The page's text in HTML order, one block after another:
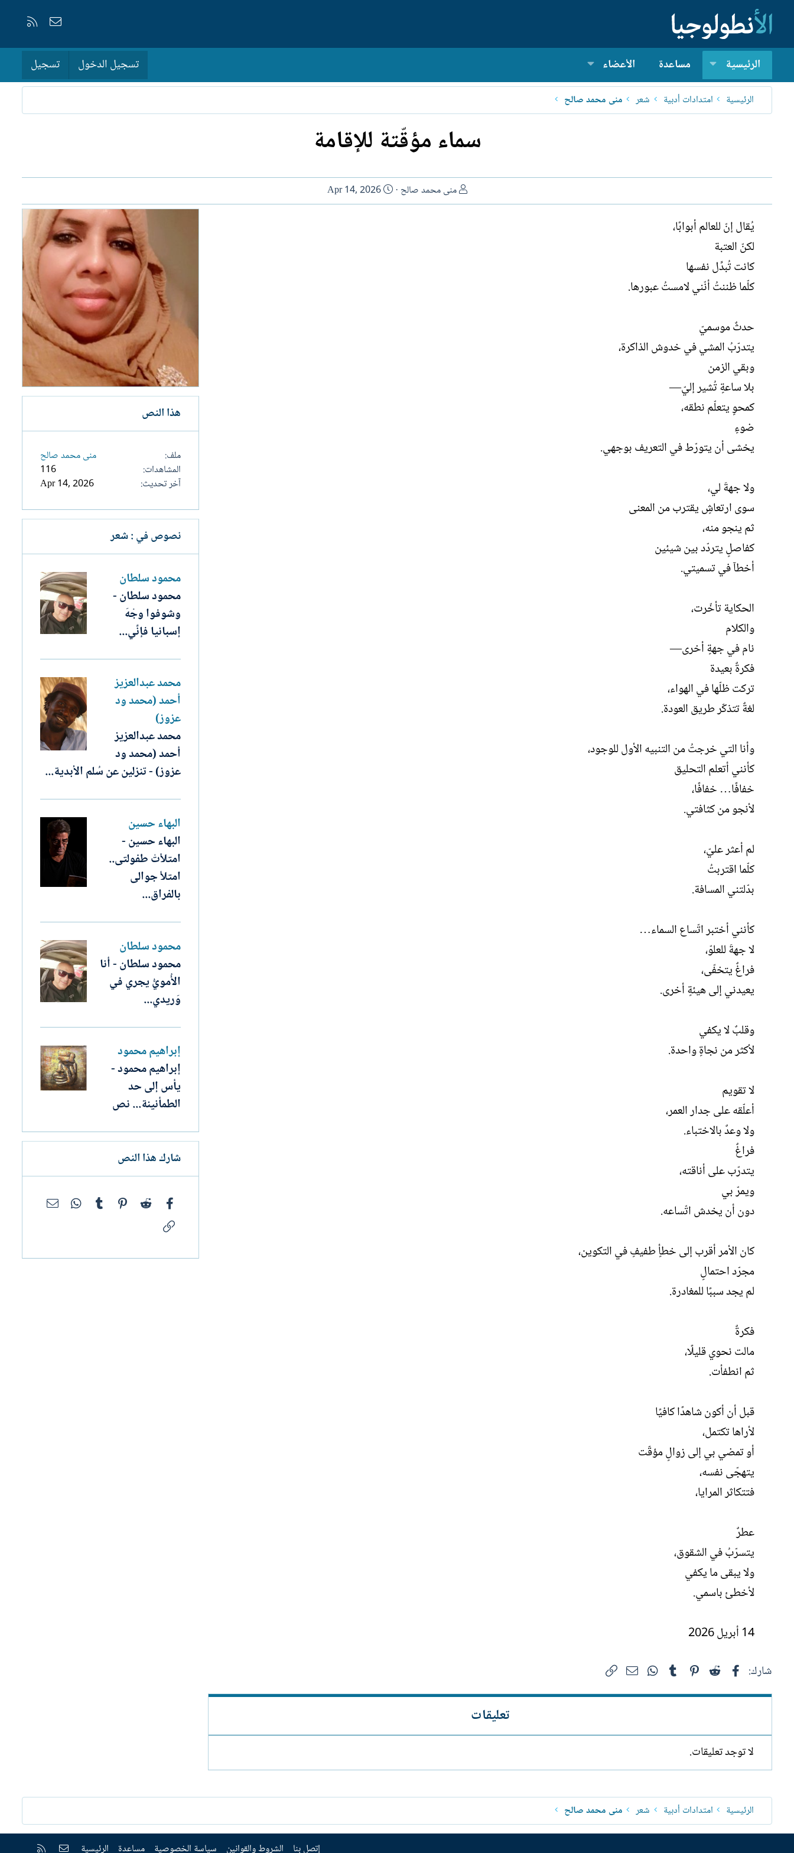
إتصل بنا
الرئيسية مساعدة الأعضاء تسجيل الدخول تسجيل
الرئيسية امتدادات أدبية شعر منى محمد صالح
سماء مؤقّتة للإقامة
ا
ل
منى محمد صالح
ت
ا
Apr 14, 2026
يُقال إنّ للعالم أبوابًا،
لكنّ العتبة
كانت تُبدِّل نفسها
كلّما ظننتُ أنّني لامستُ عبورها.
حدثٌ موسميّ
يتدرّبُ المشي في خدوش الذاكرة،
وبقي الزمن
بلا ساعةٍ تُشير إليّ—
كمحوٍ يتعلّم نطقه،
ضوءٍ
يخشى أن يتورّط في التعريف بوجهي.
ولا جهةَ لي،
سوى ارتعاشٍ يقترب من المعنى
ثم ينجو منه،
كفاصلٍ يتردّد بين شيئين
أخطآ في تسميتي.
الحكاية تأخّرت،
والكلام
نام في جهةٍ أخرى—
فكرةٌ بعيدة
تركت ظلّها في الهواء،
لغةٌ تتذكّر طريق العودة.
وأنا التي خرجتُ من التنبيه الأول للوجود،
كأنني أتعلم التحليق
خفافًا… خفافًا،
لأنجو من كثافتي.
لم أعثر عليّ،
كلّما اقتربتُ
بدّلتني المسافة.
كأنني أختبر اتّساع السماء…
لا جهةَ للعلوّ،
فراغٌ يتخفّى،
يعيدني إلى هيئةٍ أخرى.
وقلبٌ لا يكفي
لأكثر من نجاةٍ واحدة.
لا تقويم
أعلّقه على جدار العمر،
ولا وعدٌ بالاختباء.
فراغٌ
يتدرّب على أناقته،
ويمرّ بي
دون أن يخدش اتّساعه.
كان الأمر أقرب إلى خطأٍ طفيفٍ في التكوين،
مجرّد احتمالٍ
لم يجد سببًا للمغادرة.
فكرةٌ
مالت نحوي قليلًا،
ثم انطفأت.
قبل أن أكون شاهدًا كافيًا
لأراها تكتمل،
أو تمضي بي إلى زوالٍ مؤقّت
يتهجّى نفسه،
فتتكاثر المرايا،
عطرٌ
يتسرّبُ في الشقوق،
ولا يبقى ما يكفي
لأخطئ باسمي.
14 أبريل 2026
شارك: فيسبوكReddit
Pinterest
Tumblr
WhatsAppالبريد الإلكتروني
تعليقات
لا توجد تعليقات.
هذا النص
ملف
منى محمد صالح
المشاهدات
116
آخر تحديث
Apr 14, 2026
نصوص في : شعر
محمود سلطان
محمود سلطان -
وشوفوا وجْهَ
إسبانيا فإنِّي...
محمد عبدالعزيز
أحمد (محمد ود
عزوز)
محمد عبدالعزيز
أحمد (محمد ود
عزوز) - تنزلين عن سُلم الأبدية...
البهاء حسين
البهاء حسين -
امتلأتْ طفولتى..
امتلأ جوالى
بالفراق...
محمود سلطان
محمود سلطان - أنا
الأُمويُّ يجري في
وَريدي...
إبراهيم محمود
إبراهيم محمود -
يأس إلى حد
الطمأنينة... نص
شارك هذا النص
فيسبوك Reddit
Pinterest
Tumblr
WhatsApp
الرئيسية امتدادات أدبية شعر منى محمد صالح
إتصل بنا الشروط والقوانين سياسة الخصوصية مساعدة الرئيسية إتصل بنا